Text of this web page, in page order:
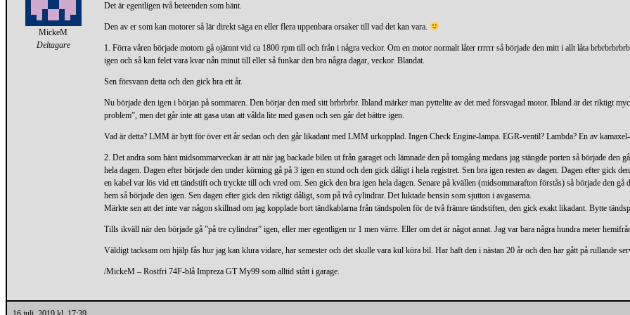
MickeM
Deltagare
Det är egentligen två beteenden som hänt.
Den av er som kan motorer så lär direkt säga en eller flera uppenbara orsaker till vad det kan vara.
1. Förra våren började motorn gå ojämnt vid ca 1800 rpm till och från i några veckor. Om en motor normalt låter rrrrrr så började den mitt i allt låta
igen och så kan felet vara kvar nån minut till eller så funkar den bra några dagar, veckor. Blandat.
Sen försvann detta och den gick bra ett år.
Nu började den igen i början på sommaren. Den börjar den med sitt brbrbrbr. Ibland märker man pyttelite av det med försvagad motor. Ibland är det riktigt
problem”, men det går inte att gasa utan att vålda lite med gasen och sen går det bättre igen.
Vad är detta? LMM är bytt för över ett år sedan och den går likadant med LMM urkopplad. Ingen Check Engine-lampa. EGR-ventil? Lambda? En av
2. Det andra som hänt midsommarveckan är att när jag backade bilen ut från garaget och lämnade den på tomgång medans jag stängde porten så började
hela dagen. Dagen efter började den under körning gå på 3 igen en stund och den gick dåligt i hela registret. Sen bra igen resten av dagen. Dagen efter gick
en kabel var lös vid ett tändstift och tryckte till och vred om. Sen gick den bra igen hela dagen. Senare på kvällen (midsommarafton förstås) så började den
hem så började den igen. Sen dagen efter gick den riktigt dåligt, som på två cylindrar. Det luktade bensin som sjutton i avgaserna.
Märkte sen att det inte var någon skillnad om jag kopplade bort tändkablarna från tändspolen för de två främre tändstiften, den gick exakt likadant. Bytte
Tills ikväll när den började gå ”på tre cylindrar” igen, eller mer egentligen nr 1 men värre. Eller om det är något annat. Jag var bara några hundra meter
Väldigt tacksam om hjälp fås hur jag kan klura vidare, har semester och det skulle vara kul köra bil. Har haft den i nästan 20 år och den har gått på rullande
/MickeM – Rostfri 74F-blå Impreza GT My99 som alltid stått i garage.